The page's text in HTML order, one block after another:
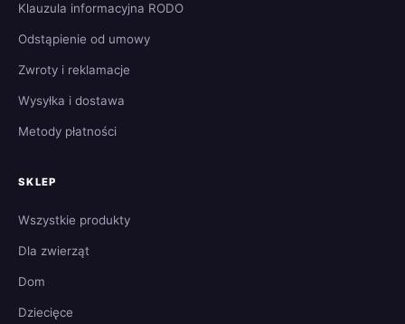
Klauzula informacyjna RODO
Odstąpienie od umowy
Zwroty i reklamacje
Wysyłka i dostawa
Metody płatności
SKLEP
Wszystkie produkty
Dla zwierząt
Dom
Dziecięce